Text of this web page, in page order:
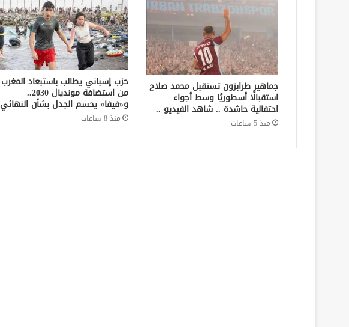
جماهير طرابزون تستقبل محمد صلاح
استقبالًا أسطوريًا وسط أجواء
احتفالية حاشدة .. شاهد الفيديو ..
منذ 5 ساعات
حزب إسباني يطالب باستبعاد المغرب
من استضافة مونديال 2030..
و«فيفا» يحسم الجدل بشأن النهائي
منذ 8 ساعات